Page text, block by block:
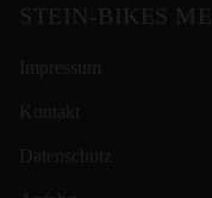
STEIN-BIKES